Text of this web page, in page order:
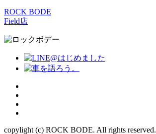
ROCK BODE
Field店
copylight (c) ROCK BODE. All rights reserved.